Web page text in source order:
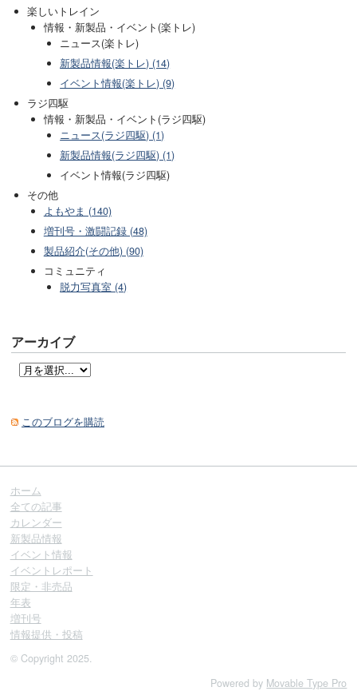
楽しいトレイン
情報・新製品・イベント(楽トレ)
ニュース(楽トレ)
新製品情報(楽トレ) (14)
イベント情報(楽トレ) (9)
ラジ四駆
情報・新製品・イベント(ラジ四駆)
ニュース(ラジ四駆) (1)
新製品情報(ラジ四駆) (1)
イベント情報(ラジ四駆)
その他
よもやま (140)
増刊号・激闘記録 (48)
製品紹介(その他) (90)
コミュニティ
脱力写真室 (4)
アーカイブ
このブログを購読
ホーム
全ての記事
カレンダー
新製品情報
イベント情報
イベントレポート
限定・非売品
年表
増刊号
情報提供・投稿
© Copyright 2025.
Powered by Movable Type Pro